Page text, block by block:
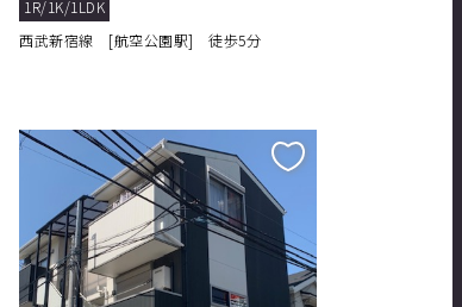
1R/1K/1LDK
西武新宿線 [航空公園駅] 徒歩5分